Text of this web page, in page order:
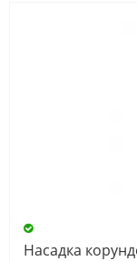
Насадка